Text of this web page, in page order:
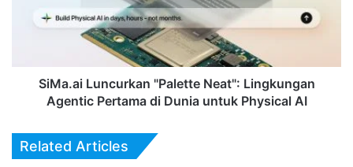
Agentic
Physical
SiMa.ai Luncurkan "Palette Neat": Lingkungan
Agentic Pertama di Dunia untuk Physical AI
Related Articles